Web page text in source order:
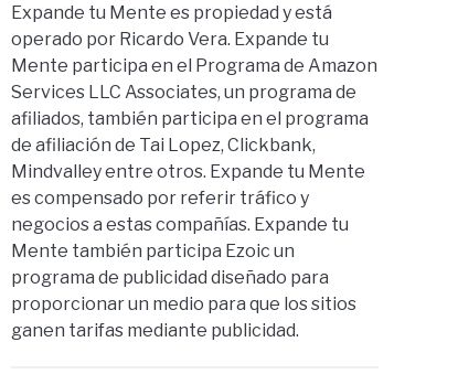
Expande tu Mente es propiedad y está
operado por Ricardo Vera. Expande tu
Mente participa en el Programa de Amazon
Services LLC Associates, un programa de
afiliados, también participa en el programa
de afiliación de Tai Lopez, Clickbank,
Mindvalley entre otros. Expande tu Mente
es compensado por referir tráfico y
negocios a estas compañías. Expande tu
Mente también participa Ezoic un
programa de publicidad diseñado para
proporcionar un medio para que los sitios
ganen tarifas mediante publicidad.